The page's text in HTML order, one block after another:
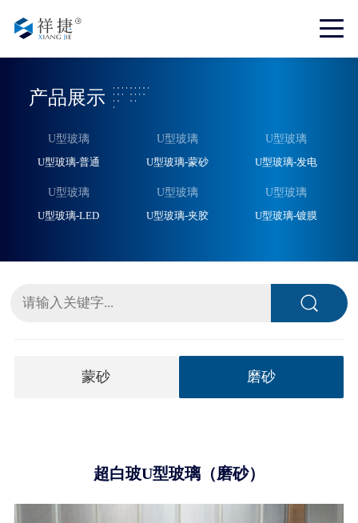
产品展示
U型玻璃
U型玻璃-普通
U型玻璃
U型玻璃-蒙砂
U型玻璃
U型玻璃-发电
U型玻璃
U型玻璃-LED
U型玻璃
U型玻璃-夹胶
U型玻璃
U型玻璃-镀膜
蒙砂 磨砂
超白玻U型玻璃（磨砂）